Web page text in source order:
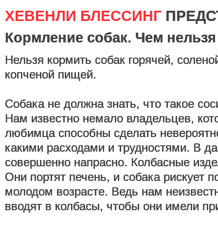
ХЕВЕНЛИ БЛЕССИНГ
Кормление собак. Чем
Нельзя кормить собак горячей,
копченой пищей.
Собака не должна знать, что такое
Нам известно немало владельцев,
любимца способны сделать
какими расходами и трудностями. В
совершенно напрасно. Колбасные
Они портят печень, и собака рискует
молодом возрасте. Ведь нам
вводят в колбасы, чтобы они имели